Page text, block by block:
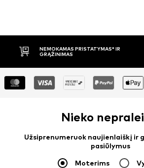
APMOKĖJIMAS
Nieko
Užsiprenumeruok naujienlaiškį ir
pasiūlymus
Moterims